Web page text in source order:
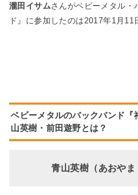
瀧田イサムさんがベビーメタル・
ド』に参加したのは2017年1月11
ベビーメタルのバックバンド『
山英樹・前田遊野とは？
青山英樹（あおやま